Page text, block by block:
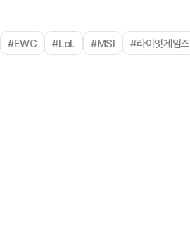
#EWC #LoL #MSI #라이엇게임즈